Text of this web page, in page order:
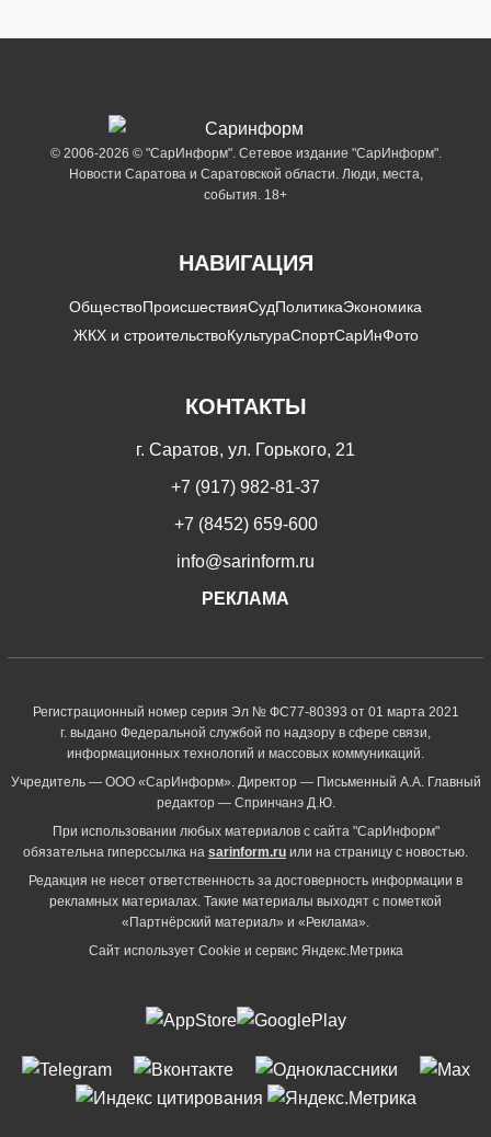
© 2006-2026 © "СарИнформ". Сетевое издание "СарИнформ".
Новости Саратова и Саратовской области. Люди, места,
события. 18+
НАВИГАЦИЯ
ОбществоПроисшествияСудПолитикаЭкономика
ЖКХ и строительствоКультураСпортСарИнФото
КОНТАКТЫ
г. Саратов, ул. Горького, 21
+7 (917) 982-81-37
+7 (8452) 659-600
info@sarinform.ru
РЕКЛАМА
Регистрационный номер серия Эл № ФС77-80393 от 01 марта 2021
г. выдано Федеральной службой по надзору в сфере связи,
информационных технологий и массовых коммуникаций.
Учредитель — ООО «СарИнформ». Директор — Письменный А.А. Главный
редактор — Спринчанэ Д.Ю.
При использовании любых материалов с сайта "СарИнформ"
обязательна гиперссылка на sarinform.ru или на страницу с новостью.
Редакция не несет ответственность за достоверность информации в
рекламных материалах. Такие материалы выходят с пометкой
«Партнёрский материал» и «Реклама».
Сайт использует Cookie и сервиc Яндекс.Метрика